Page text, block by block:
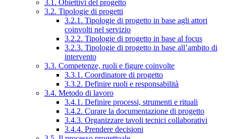
3.1. Obiettivi del progetto
3.2. Tipologie di progetti
3.2.1. Tipologie di progetto in base agli attori
coinvolti nel servizio
3.2.2. Tipologie di progetto in base al focus
3.2.3. Tipologie di progetto in base all’ambito di
intervento
3.3. Competenze, ruoli e figure coinvolte
3.3.1. Coordinatore di progetto
3.3.2. Definire ruoli e responsabilità
3.4. Metodo di lavoro
3.4.1. Definire processi, strumenti e rituali
3.4.2. Curare la documentazione di progetto
3.4.3. Organizzare tavoli tecnici collaborativi
3.4.4. Prendere decisioni